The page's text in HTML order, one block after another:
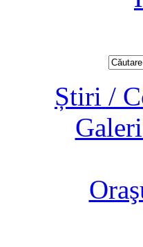
Știri /